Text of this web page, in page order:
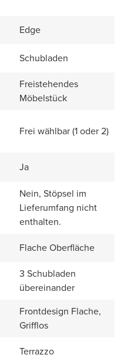
Edge
Schubladen
Freistehendes
Möbelstück
Frei wählbar (1 oder 2)
Ja
Nein, Stöpsel im
Lieferumfang nicht
enthalten.
Flache Oberfläche
3 Schubladen
übereinander
Frontdesign Flache,
Grifflos
Terrazzo